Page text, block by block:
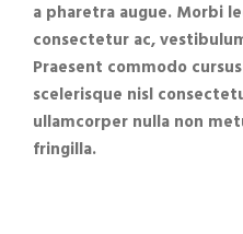
a pharetra augue. Morbi
consectetur ac,
Praesent commodo
scelerisque nisl
ullamcorper nulla non
fringilla.